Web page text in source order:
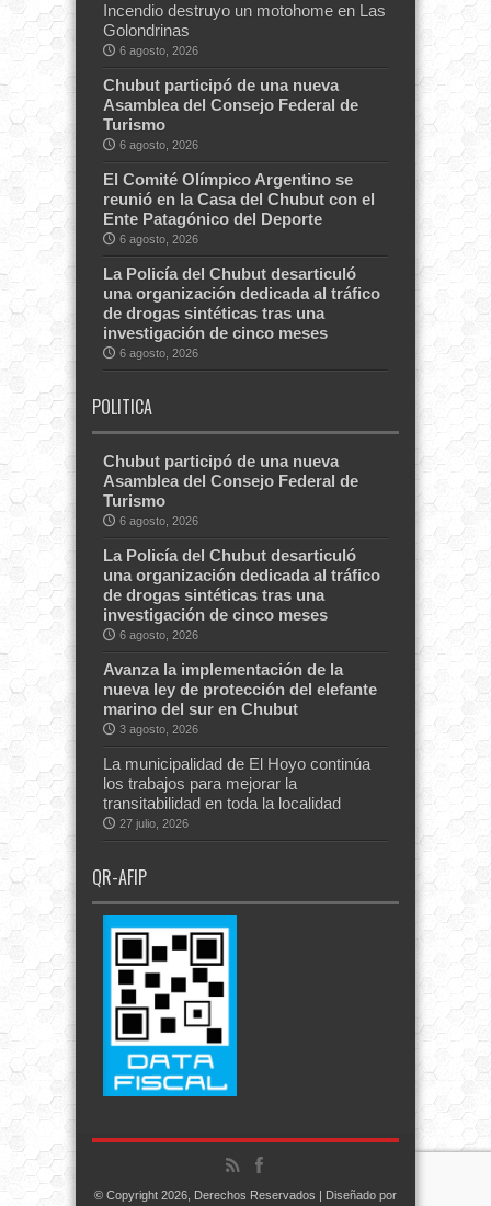
Incendio destruyo un motohome en Las
Golondrinas
6 agosto, 2026
Chubut participó de una nueva
Asamblea del Consejo Federal de
Turismo
6 agosto, 2026
El Comité Olímpico Argentino se
reunió en la Casa del Chubut con el
Ente Patagónico del Deporte
6 agosto, 2026
La Policía del Chubut desarticuló
una organización dedicada al tráfico
de drogas sintéticas tras una
investigación de cinco meses
6 agosto, 2026
POLITICA
Chubut participó de una nueva
Asamblea del Consejo Federal de
Turismo
6 agosto, 2026
La Policía del Chubut desarticuló
una organización dedicada al tráfico
de drogas sintéticas tras una
investigación de cinco meses
6 agosto, 2026
Avanza la implementación de la
nueva ley de protección del elefante
marino del sur en Chubut
3 agosto, 2026
La municipalidad de El Hoyo continúa
los trabajos para mejorar la
transitabilidad en toda la localidad
27 julio, 2026
QR-AFIP
© Copyright 2026, Derechos Reservados | Diseñado por